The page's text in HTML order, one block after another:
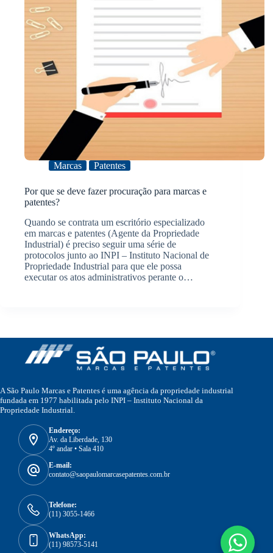
Marcas Patentes
Por que se deve fazer procuração para marcas e
patentes?
Quando se contrata um escritório especializado
em marcas e patentes (Agente da Propriedade
Industrial) é preciso seguir uma série de
protocolos junto ao INPI – Instituto Nacional de
Propriedade Industrial para que ele possa
executar os atos administrativos perante o…
A São Paulo Marcas e Patentes é uma agência da propriedade industrial
fundada em 1977 habilitada pelo INPI – Instituto Nacional da
Propriedade Industrial.
Endereço:
Av. da Liberdade, 130
4º andar • Sala 410
E-mail:
contato@saopaulomarcasepatentes.com.br
Telefone:
(11) 3055-1466
WhatsApp:
(11) 98573-5141